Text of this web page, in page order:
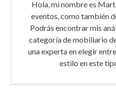
Hola, mi nombre es
eventos, como también
Podrás encontrar mis
categoría de mobiliario
una experta en elegir
estilo en este